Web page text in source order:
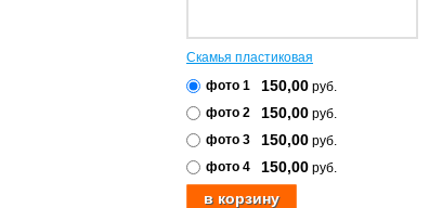
Скамья пластиковая
фото 1
150,00 руб.
фото 2
150,00 руб.
фото 3
150,00 руб.
фото 4
150,00 руб.